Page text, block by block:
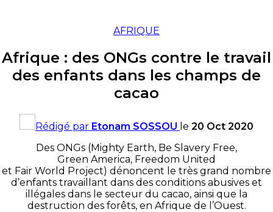
AFRIQUE
Afrique : des ONGs contre le travail
des enfants dans les champs de
cacao
Rédigé par Etonam SOSSOU le 20 Oct 2020
Des ONGs (Mighty Earth, Be Slavery Free,
Green America, Freedom United
et Fair World Project) dénoncent le très grand nombre
d’enfants travaillant dans des conditions abusives et
illégales dans le secteur du cacao, ainsi que la
destruction des forêts, en Afrique de l’Ouest.